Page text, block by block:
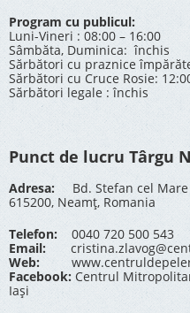
Program cu publicul:
Luni-Vineri : 08:00 – 16:00
Sâmbăta, Duminica: închis
Sărbători cu praznice
Sărbători cu Cruce Rosie:
Sărbători legale : închis
Punct de lucru Târgu
Adresa: Bd. Stefan cel Mare
615200, Neamț, Romania
Telefon: 0040 720 500 543
Email:
Web:
Facebook: Centrul
Iași